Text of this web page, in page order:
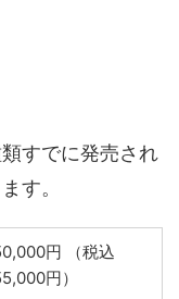
すでに発売され
す。
円 （税込
円）